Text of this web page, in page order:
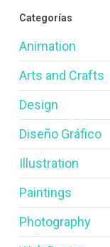
Categorías
Animation
Arts and Crafts
Design
Diseño Gráfico
Illustration
Paintings
Photography